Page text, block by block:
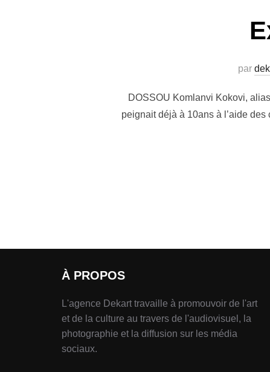
par
DOSSOU Komlanvi Kokovi,
peignait déjà à 10ans à l’aide
À PROPOS
L'agence Dekart travaille à promouvoir de l'art
et de la culture au travers de l'audiovisuel, la
photographie et la diffusion sur les média
sociaux.